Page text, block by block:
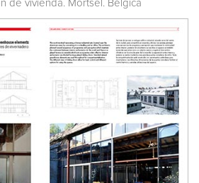
de vivienda. Mortsel. Bélgica